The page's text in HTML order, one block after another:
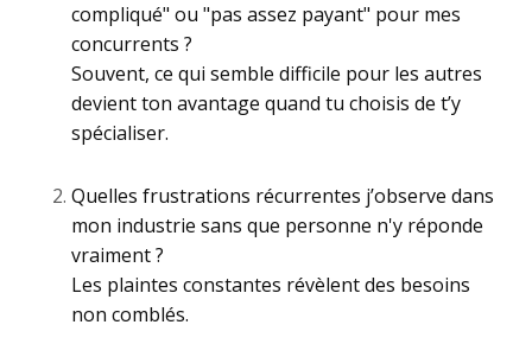
compliqué" ou "pas assez payant" pour mes
concurrents ?
Souvent, ce qui semble difficile pour les autres
devient ton avantage quand tu choisis de t’y
spécialiser.
Quelles frustrations récurrentes j’observe dans
mon industrie sans que personne n'y réponde
vraiment ?
Les plaintes constantes révèlent des besoins
non comblés.